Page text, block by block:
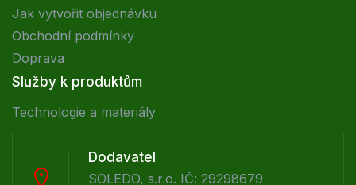
Jak vytvořit objednávku
Obchodní podmínky
Doprava
Služby k produktům
Technologie a materiály
Dodavatel
SOLEDO, s.r.o. IČ: 29298679